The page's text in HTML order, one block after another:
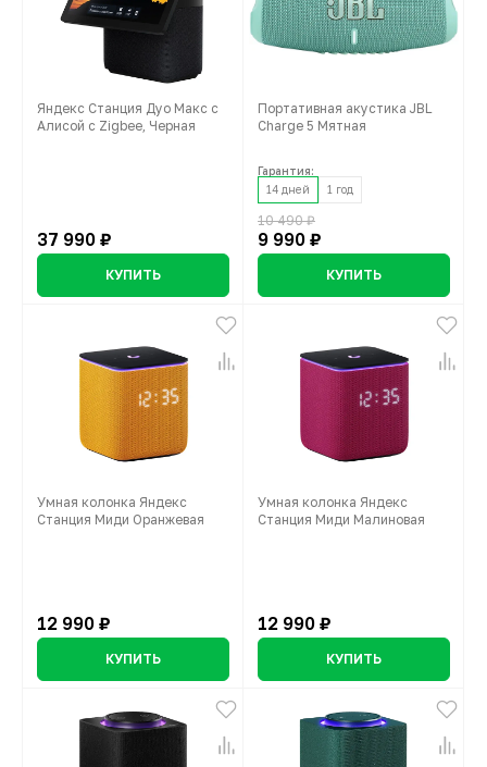
Яндекс Станция Дуо Макс с
Алисой с Zigbee, Черная
37 990 ₽
КУПИТЬ
Портативная акустика JBL
Charge 5 Мятная
Гарантия:
14 дней
1 год
10 490 ₽
9 990 ₽
КУПИТЬ
Умная колонка Яндекс
Станция Миди Оранжевая
12 990 ₽
КУПИТЬ
Умная колонка Яндекс
Станция Миди Малиновая
12 990 ₽
КУПИТЬ